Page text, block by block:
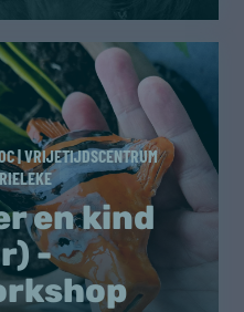
| VRIJETIJDSCENTRUM
en kind
-